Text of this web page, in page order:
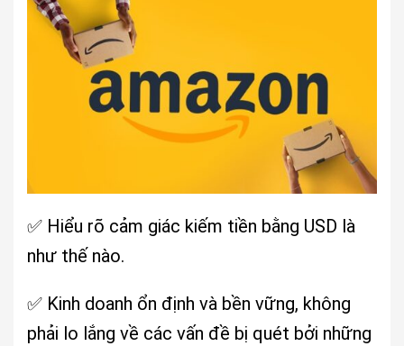
✅ Hiểu rõ cảm giác kiếm tiền bằng USD là
như thế nào.
✅ Kinh doanh ổn định và bền vững, không
phải lo lắng về các vấn đề bị quét bởi những